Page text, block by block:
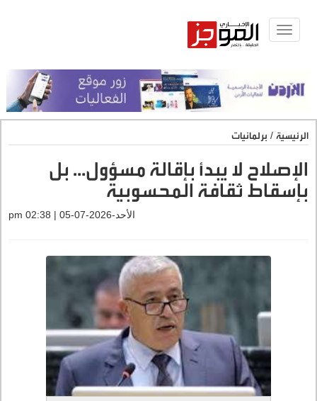
Toggle
الرئيسية / برلمانيات
الإصلاح لا يبدأ بإقالة مسؤول… بل
بإسقاط ثقافة المحسوبية
الأحد-2026-07-05 | 02:38 pm